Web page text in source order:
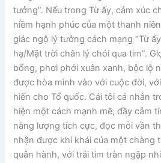
tưởng”. Nếu trong Từ ấy, cảm xúc
niềm hạnh phúc của một thanh
giác ngộ lý tưởng cách mạng “Từ
hạ/Mặt trời chân lý chói qua tim”.
bổng, phơi phới xuân xanh, bộc lộ
được hòa mình vào với cuộc đời,
hiến cho Tổ quốc. Cái tôi cá nhân
hiện một cách mạnh mẽ, đầy cảm
năng lượng tích cực, đọc mỗi vần
nhận được khí khái của một chàng
quân hành, với trái tim tràn ngập